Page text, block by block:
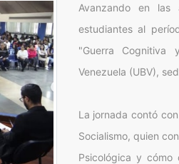
Avanzando en
estudiantes al
"Guerra Cognitiva
Venezuela (UBV),
La jornada contó
Socialismo, quien
Psicológica y